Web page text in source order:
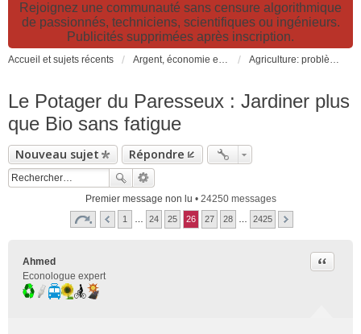
Rejoignez une communauté sans censure algorithmique
de passionnés, techniciens, scientifiques ou ingénieurs.
Publicités supprimées après inscription.
Accueil et sujets récents Argent, économie et finance. Alimentation et agriculture. Développement durable, pollution de l'air et catastrophes. Gestion des déchets. Agriculture: problèmes et pollutions, nouvelles techniques et solutions
Le Potager du Paresseux : Jardiner plus
que Bio sans fatigue
Nouveau sujet Répondre
Premier message non lu • 24250 messages
1 24 25 26 27 28 2425
Ahmed
Econologue expert
Citer